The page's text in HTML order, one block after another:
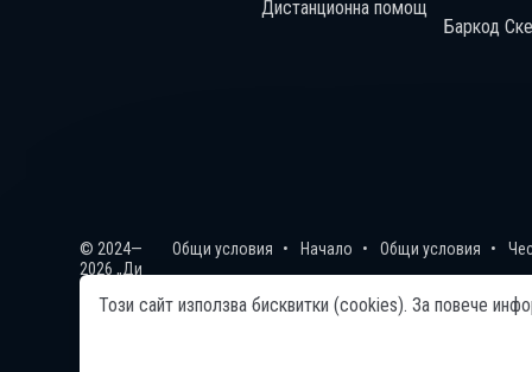
Дистанционна помощ
Баркод
© 2024—
2026 „Ди
Технолоджи“
Общи условия Начало Общи условия
Този сайт използва бисквитки (cookies). За повече